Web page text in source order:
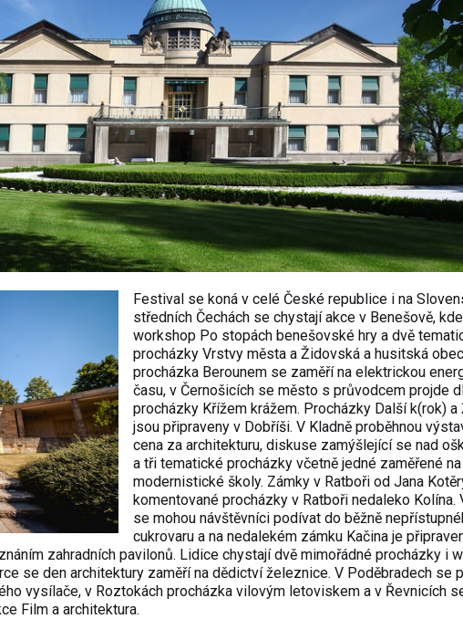
Festival se koná v celé České republice i na
středních Čechách se chystají akce v Benešově,
workshop Po stopách benešovské hry a dvě
procházky Vrstvy města a Židovská a husitská
procházka Berounem se zaměří na elektrickou
času, v Černošicích se město s průvodcem projde
procházky Křížem krážem. Procházky Další k(rok)
jsou připraveny v Dobříši. V Kladně proběhnou
cena za architekturu, diskuse zamýšlející se nad
a tři tematické procházky včetně jedné zaměřené na
modernistické školy. Zámky v Ratboři od Jana
komentované procházky v Ratboři nedaleko Kolína.
se mohou návštěvníci podívat do běžně
cukrovaru a na nedalekém zámku Kačina je
zahradních pavilonů. Lidice chystají dvě mimořádné procházky i
se den architektury zaměří na dědictví železnice. V Poděbradech se
vysílače, v Roztokách procházka vilovým letoviskem a v Řevnicích
Film a architektura.